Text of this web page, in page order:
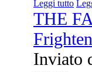
Leggi tutto
THE
Inviato